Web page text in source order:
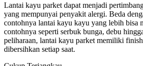
Lantai kayu parket dapat menjadi
yang mempunyai penyakit alergi. Beda
contohnya lantai kayu kayu yang lebih bisa
contohnya seperti serbuk bunga, debu
peliharaan, lantai kayu parket memiliki
dibersihkan setiap saat.